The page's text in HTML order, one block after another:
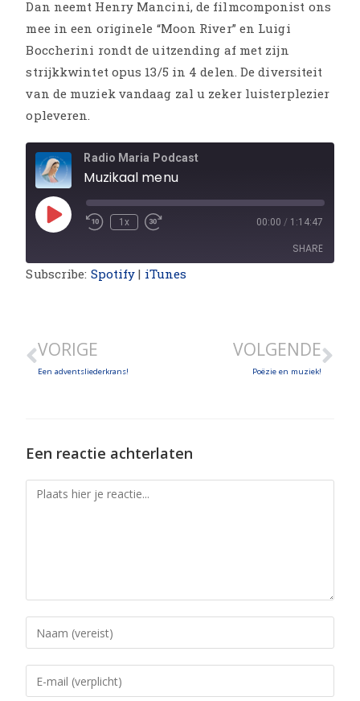
Dan neemt Henry Mancini, de filmcomponist ons
mee in een originele “Moon River” en Luigi
Boccherini rondt de uitzending af met zijn
strijkkwintet opus 13/5 in 4 delen. De diversiteit
van de muziek vandaag zal u zeker luisterplezier
opleveren.
Radio Maria Podcast
Muzikaal menu
1x 00:00 / 1:14:47
SHARE
Subscribe: Spotify | iTunes
VORIGE
Een adventsliederkrans!
VOLGENDE
Poëzie en muziek!
Een reactie achterlaten